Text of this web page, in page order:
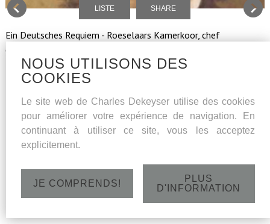
LISTE SHARE
Ein Deutsches Requiem - Roeselaars Kamerkoor, chef
d'orchestre Bart Naessens, solistes: soprano Amaryllis
Dieltiens, basse Charles Dekeyser
Dimanche 30 octobre 2016 - St.Amanduskerk,
Bevrijdingsstraat 1, 8480 Bekegem - 18h
NOUS UTILISONS DES
COOKIES
Le site web de Charles Dekeyser utilise des cookies
pour améliorer votre expérience de navigation. En
continuant à utiliser ce site, vous les acceptez
explicitement.
JE COMPRENDS!
PLUS
D'INFORMATION